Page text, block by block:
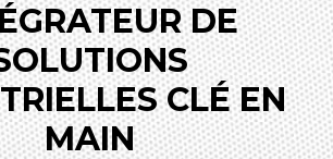
DE
CLÉ EN
MAIN